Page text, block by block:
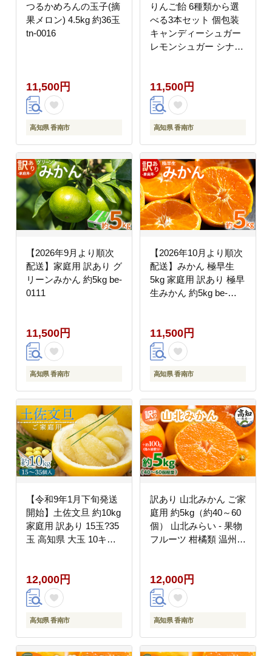
つるかめろんの玉子(摘
果メロン) 4.5kg 約36玉
tn-0016
11,500円
高知県 香南市
りんご飴 6種類から選
べる3本セット 個包装
キャンディーシュガー
レモンシュガー シナモ
ココアシュガー リンゴ
林檎 スイーツ おやつ
お菓子 tt-0015
11,500円
高知県 香南市
【2026年9月より順次
配送】家庭用 訳あり グ
リーンみかん 約5kg be-
0111
11,500円
高知県 香南市
【2026年10月より順次
配送】みかん 極早生
5kg 家庭用 訳あり 極早
生みかん 約5kg be-
11,500円
高知県 香南市
【令和9年1月下旬発送
開始】土佐文旦 約10kg
家庭用 訳あり 15玉?35
玉 高知県 大玉 10キロ -
ツ 柑橘 香南市産 高知
県 数量限定 期間限定
季節限定 旬 常温 10000
円以上 1万円以上 ku-
12,000円
高知県 香南市
訳あり 山北みかん ご家
庭用 約5kg（約40～60
個） 山北みらい - 果物
フルーツ 柑橘類 温州み
甘い おいしい 高知県
香南市 yk-0076
12,000円
高知県 香南市